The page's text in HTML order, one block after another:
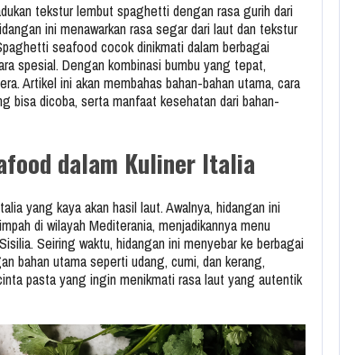
tekstur lembut spaghetti dengan rasa gurih dari
ini menawarkan rasa segar dari laut dan tekstur
seafood cocok dinikmati dalam berbagai
spesial. Dengan kombinasi bumbu yang tepat,
Artikel ini akan membahas bahan-bahan utama, cara
bisa dicoba, serta manfaat kesehatan dari bahan-
dalam Kuliner Italia
yang kaya akan hasil laut. Awalnya, hidangan ini
di wilayah Mediterania, menjadikannya menu
Seiring waktu, hidangan ini menyebar ke berbagai
bahan utama seperti udang, cumi, dan kerang,
pasta yang ingin menikmati rasa laut yang autentik